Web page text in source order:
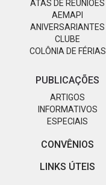
ATAS DE REUNIÕES
AEMAPI
ANIVERSARIANTES
CLUBE
COLÔNIA DE FÉRIAS
PUBLICAÇÕES
ARTIGOS
INFORMATIVOS
ESPECIAIS
CONVÊNIOS
LINKS ÚTEIS